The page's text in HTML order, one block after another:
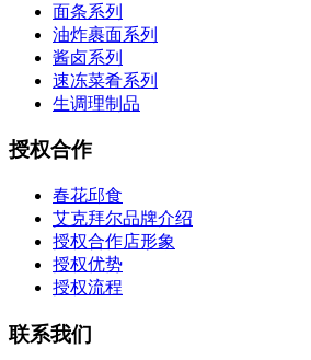
面条系列
油炸裹面系列
酱卤系列
速冻菜肴系列
生调理制品
授权合作
春花邱食
艾克拜尔品牌介绍
授权合作店形象
授权优势
授权流程
联系我们